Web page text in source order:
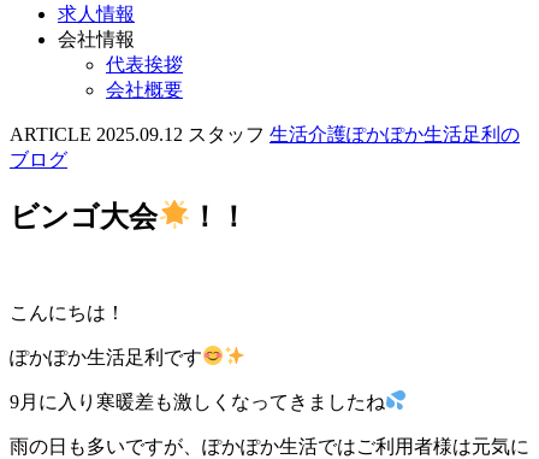
求人情報
会社情報
代表挨拶
会社概要
ARTICLE 2025.09.12 スタッフ 生活介護ぽかぽか生活足利の
ブログ
ビンゴ大会 ！！
こんにちは！
ぽかぽか生活足利です
9月に入り寒暖差も激しくなってきましたね
雨の日も多いですが、ぽかぽか生活ではご利用者様は元気に